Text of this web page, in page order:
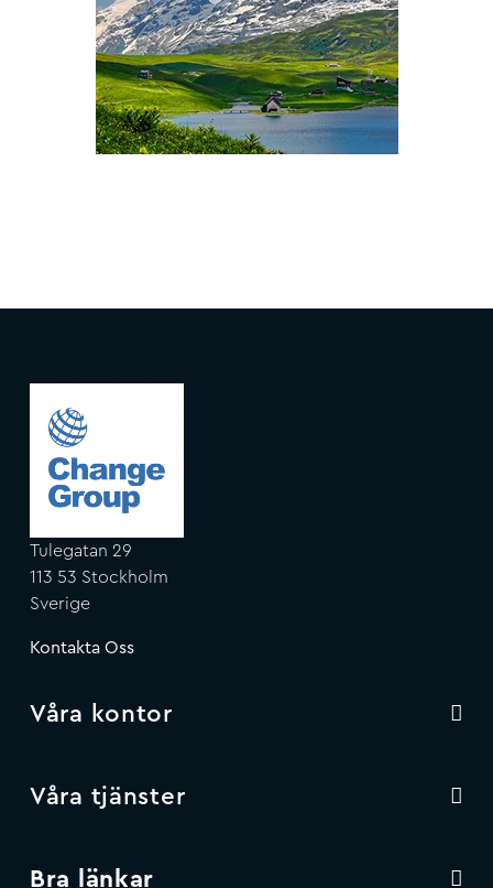
Tulegatan 29
113 53 Stockholm
Sverige
Kontakta Oss
Våra kontor
Våra tjänster
Bra länkar